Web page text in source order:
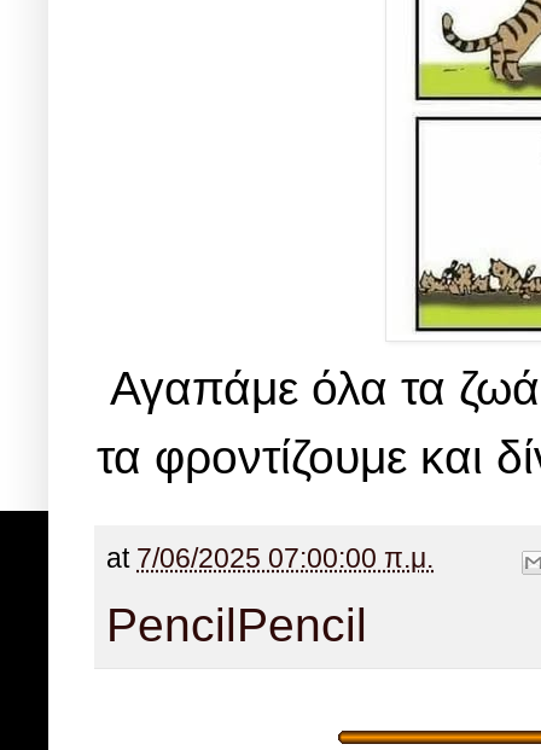
Αγαπάμε όλα τα
τα φροντίζουμε και
at 7/06/2025 07:00:00 π.μ.
PencilPencil